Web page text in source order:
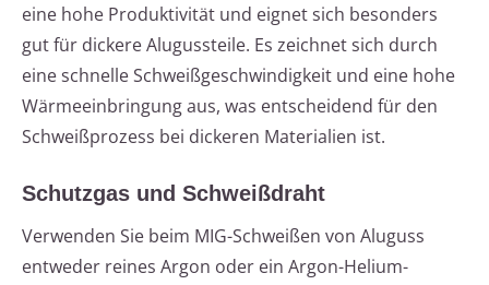
eine hohe Produktivität und eignet sich besonders
gut für dickere Alugussteile. Es zeichnet sich durch
eine schnelle Schweißgeschwindigkeit und eine hohe
Wärmeeinbringung aus, was entscheidend für den
Schweißprozess bei dickeren Materialien ist.
Schutzgas und Schweißdraht
Verwenden Sie beim MIG-Schweißen von Aluguss
entweder reines Argon oder ein Argon-Helium-